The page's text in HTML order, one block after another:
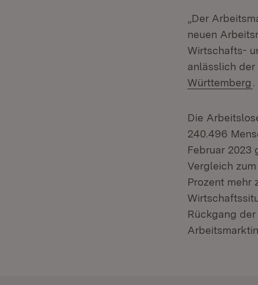
„Der
neuen
Wirtschafts-
anlässlich der
Württemberg
Die
240.496
Februar 2023
Vergleich
Prozent mehr
Rückgang